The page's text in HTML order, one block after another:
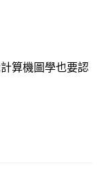
算機圖學也要認